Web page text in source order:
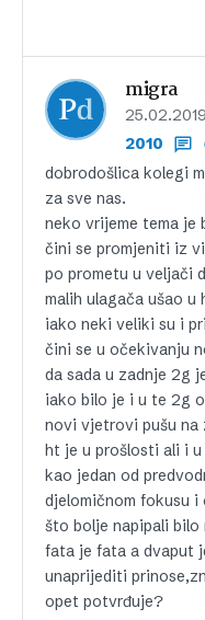
migra
2010
dobrodošlica kolegi
za sve nas.
neko vrijeme tema je
čini se promjeniti iz
po prometu u veljači
malih ulagača ušao u
iako neki veliki su i
čini se u očekivanju
da sada u zadnje 2g
iako bilo je i u te 2g
novi vjetrovi pušu na
ht je u prošlosti ali i
kao jedan od
djelomičnom fokusu
što bolje napipali bilo
fata je fata a dvaput
unaprijediti
opet potvrđuje?